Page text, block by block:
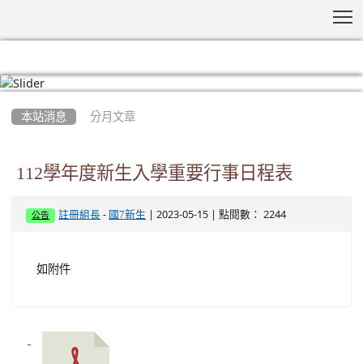
本站消息 分月文章
112學年度新生入學重要行事日程表
公告 註冊組長 - 國7新生 | 2023-05-15 | 點閱數： 2244
如附件